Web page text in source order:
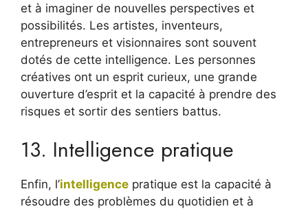
et à imaginer de nouvelles perspectives et
possibilités. Les artistes, inventeurs,
entrepreneurs et visionnaires sont souvent
dotés de cette intelligence. Les personnes
créatives ont un esprit curieux, une grande
ouverture d’esprit et la capacité à prendre des
risques et sortir des sentiers battus.
13. Intelligence pratique
Enfin, l’intelligence pratique est la capacité à
résoudre des problèmes du quotidien et à